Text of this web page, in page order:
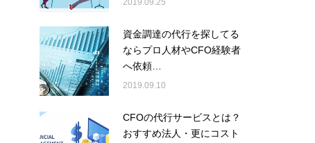
2019.09.25
資金調達の代行を探してる
ならプロ人材やCFO経験者
へ依頼…
2019.09.10
CFOの代行サービスとは？
おすすめ法人・更にコスト